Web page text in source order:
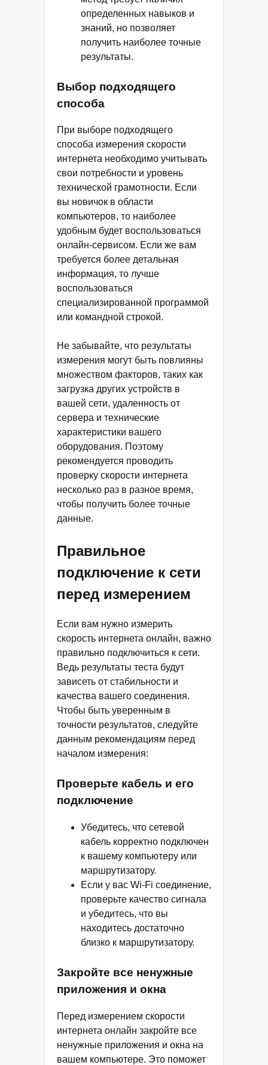
определенных навыков и
знаний, но позволяет
получить наиболее точные
результаты.
Выбор подходящего
способа
При выборе подходящего
способа измерения скорости
интернета необходимо учитывать
свои потребности и уровень
технической грамотности. Если
вы новичок в области
компьютеров, то наиболее
удобным будет воспользоваться
онлайн-сервисом. Если же вам
требуется более детальная
информация, то лучше
воспользоваться
специализированной программой
или командной строкой.
Не забывайте, что результаты
измерения могут быть повлияны
множеством факторов, таких как
загрузка других устройств в
вашей сети, удаленность от
сервера и технические
характеристики вашего
оборудования. Поэтому
рекомендуется проводить
проверку скорости интернета
несколько раз в разное время,
чтобы получить более точные
данные.
Правильное
подключение к сети
перед измерением
Если вам нужно измерить
скорость интернета онлайн, важно
правильно подключиться к сети.
Ведь результаты теста будут
зависеть от стабильности и
качества вашего соединения.
Чтобы быть уверенным в
точности результатов, следуйте
данным рекомендациям перед
началом измерения:
Проверьте кабель и его
подключение
Убедитесь, что сетевой
кабель корректно подключен
к вашему компьютеру или
маршрутизатору.
Если у вас Wi-Fi соединение,
проверьте качество сигнала
и убедитесь, что вы
находитесь достаточно
близко к маршрутизатору.
Закройте все ненужные
приложения и окна
Перед измерением скорости
интернета онлайн закройте все
ненужные приложения и окна на
вашем компьютере. Это поможет